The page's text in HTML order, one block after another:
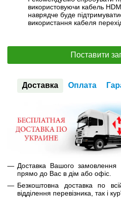
використовуючи кабель
наврядче буде
використання кабеля
Поставити
Доставка Оплата
Доставка Вашого
прямо до Вас в дім або офіс.
Безкоштовна доставка по
відділення перевізника, так і